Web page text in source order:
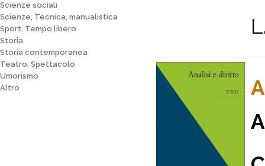
Scienze sociali
Scienze, Tecnica, manualistica
Sport, Tempo libero
Storia
Storia contemporanea
Teatro, Spettacolo
Umorismo
Altro